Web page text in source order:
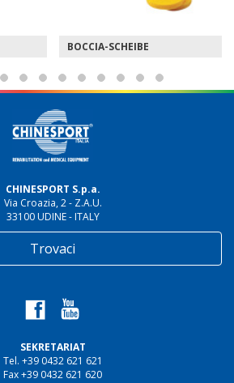
BOCCIA-SCHEIBE
CHINESPORT S.p.a.
Via Croazia, 2 - Z.A.U.
33100 UDINE - ITALY
Trovaci
SEKRETARIAT
Tel. +39 0432 621 621
Fax +39 0432 621 620